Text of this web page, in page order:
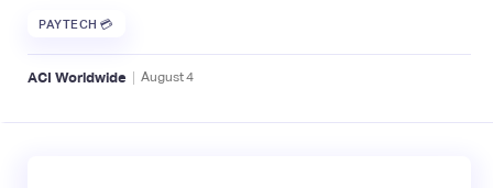
PAYTECH 💳
ACI Worldwide | August4